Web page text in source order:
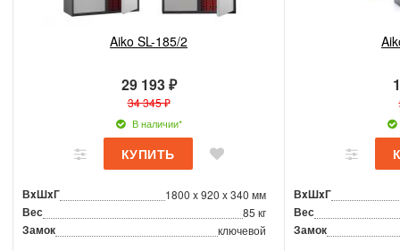
Aiko SL-185/2
29 193 ₽
34 345 ₽
В наличии*
ВxШxГ 1800 x 920 x 340 мм
Вес 85 кг
Замок ключевой
ВxШxГ
Вес
Замок